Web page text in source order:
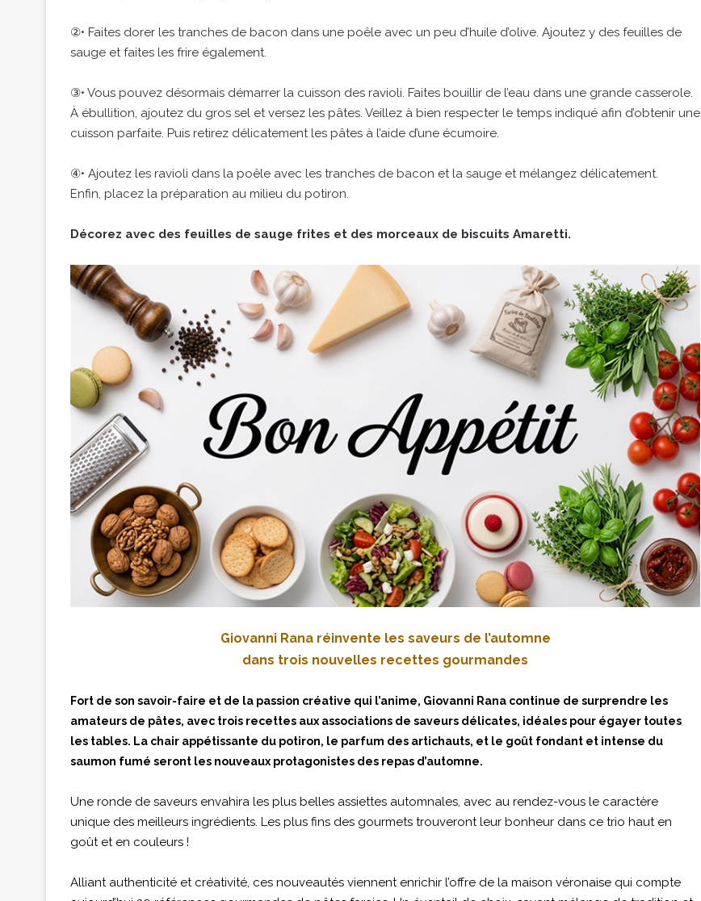
②• Faites dorer les tranches de bacon dans une poêle avec un peu d’huile d’olive. Ajoutez y des feuilles de
sauge et faites les frire également.
③• Vous pouvez désormais démarrer la cuisson des ravioli. Faites bouillir de l’eau dans une grande casserole.
À ébullition, ajoutez du gros sel et versez les pâtes. Veillez à bien respecter le temps indiqué afin d’obtenir une
cuisson parfaite. Puis retirez délicatement les pâtes à l’aide d’une écumoire.
④• Ajoutez les ravioli dans la poêle avec les tranches de bacon et la sauge et mélangez délicatement.
Enfin, placez la préparation au milieu du potiron.
Décorez avec des feuilles de sauge frites et des morceaux de biscuits Amaretti.
Giovanni Rana réinvente les saveurs de l’automne
dans trois nouvelles recettes gourmandes
Fort de son savoir-faire et de la passion créative qui l’anime, Giovanni Rana continue de surprendre les
amateurs de pâtes, avec trois recettes aux associations de saveurs délicates, idéales pour égayer toutes
les tables. La chair appétissante du potiron, le parfum des artichauts, et le goût fondant et intense du
saumon fumé seront les nouveaux protagonistes des repas d’automne.
Une ronde de saveurs envahira les plus belles assiettes automnales, avec au rendez-vous le caractère
unique des meilleurs ingrédients. Les plus fins des gourmets trouveront leur bonheur dans ce trio haut en
goût et en couleurs !
Alliant authenticité et créativité, ces nouveautés viennent enrichir l’offre de la maison véronaise qui compte